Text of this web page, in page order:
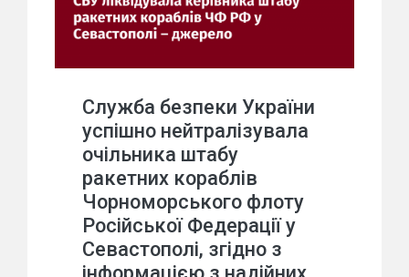
Служба безпеки України
успішно нейтралізувала
очільника штабу
ракетних кораблів
Чорноморського флоту
Російської Федерації у
Севастополі, згідно з